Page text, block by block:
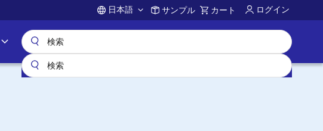
Account
日本語 サンプル カート ログイン